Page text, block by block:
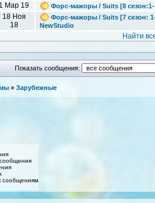
1 Мар 19 Форс-мажоры / Suits [8 сезон:1-
18 Ноя
18
Форс-мажоры / Suits [7 сезон:
NewStudio
Найти
Показать сообщения:
» Зарубежные
сообщениям